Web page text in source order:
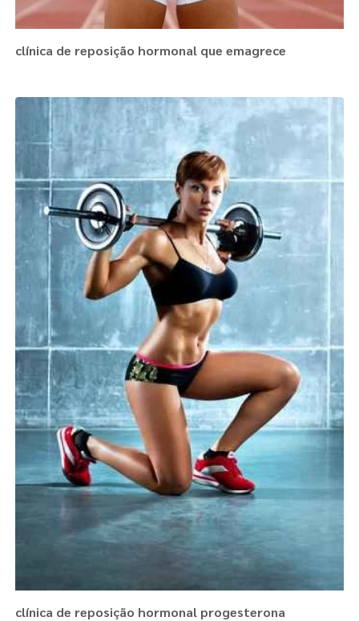
clínica de reposição hormonal que emagrece
clínica de reposição hormonal progesterona